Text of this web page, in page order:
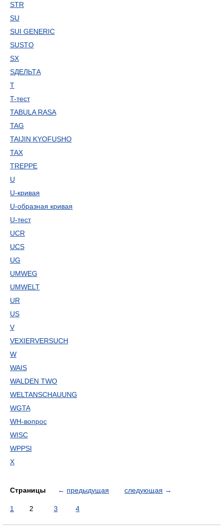
STR
SU
SUI GENERIC
SUSTO
SX
SДЕЛЬТА
T
T-тест
TABULA RASA
TAG
TAIJIN KYOFUSHO
TAX
TREPPE
U
U-кривая
U-образная кривая
U-тест
UCR
UCS
UG
UMWEG
UMWELT
UR
US
V
VEXIERVERSUCH
W
WAIS
WALDEN TWO
WELTANSCHAUUNG
WGTA
WH-вопрос
WISC
WPPSI
X
Страницы ← предыдущая следующая →
1 2 3 4